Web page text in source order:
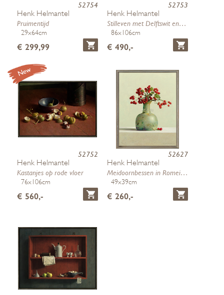
52754
Henk Helmantel
Pruimentijd
29x64cm
€ 299,99
52753
Henk Helmantel
Stilleven met Delftswit en granaa…
86x106cm
€ 490,-
52752
Henk Helmantel
Kastanjes op rode vloer
76x106cm
€ 560,-
52627
Henk Helmantel
Meidoornbessen in Romeins glas
49x39cm
€ 260,-